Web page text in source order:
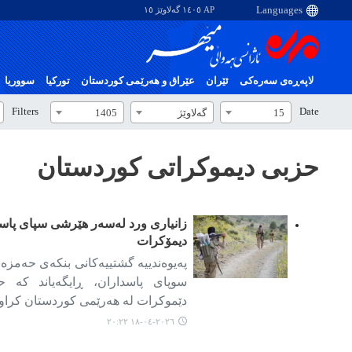
AP ١٤٠٥ گەلاوێژ ١٥
لاپەڕەی سەرەکی ئێران عێراق و هەرێمی کوردستان تورکیا سووریا
Date
15 گەلاوێژ 1405
Filters
حزبی دیموکراتی کوردستان
زانیاری ورد لەسەر هێرشی سپای
دیمۆکرات
پەیوەندییە گشتییەکانی بنکەی
سوپای پاسداران، ڕایگەیاند
دێموکرات لە هەرێمی کوردستان
٢٠٢٦-٠٤-١٨ ٢٠:٢٢